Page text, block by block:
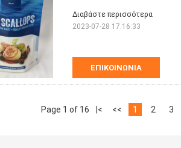
ΕΠΙΚΟΙΝΩΝΊΑ
Διαβάστε περισσότερα
2023-07-28 17:16:33
Page 1 of 16 |< << 1 2 3